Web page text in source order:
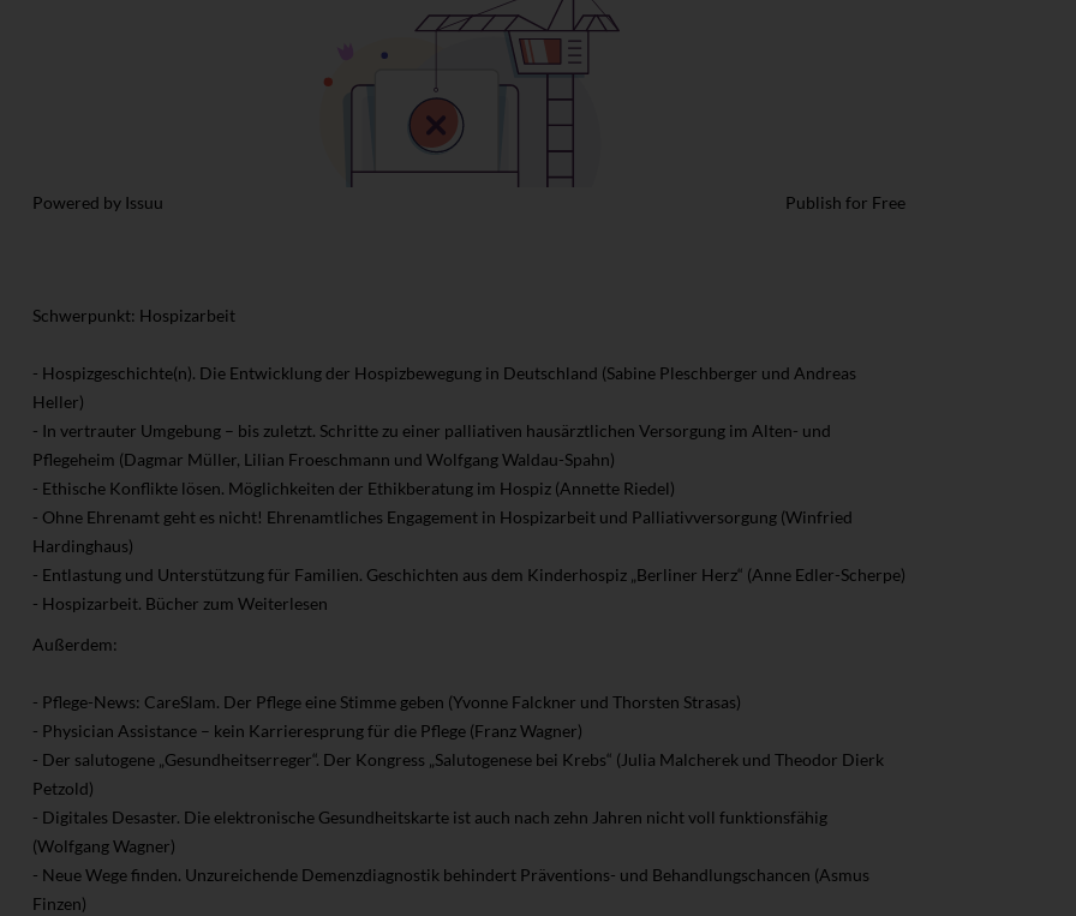
Powered by Issuu Publish for Free
Schwerpunkt: Hospizarbeit
- Hospizgeschichte(n). Die Entwicklung der Hospizbewegung in Deutschland (Sabine Pleschberger und Andreas
Heller)
- In vertrauter Umgebung – bis zuletzt. Schritte zu einer palliativen hausärztlichen Versorgung im Alten- und
Pflegeheim (Dagmar Müller, Lilian Froeschmann und Wolfgang Waldau-Spahn)
- Ethische Konflikte lösen. Möglichkeiten der Ethikberatung im Hospiz (Annette Riedel)
- Ohne Ehrenamt geht es nicht! Ehrenamtliches Engagement in Hospizarbeit und Palliativversorgung (Winfried
Hardinghaus)
- Entlastung und Unterstützung für Familien. Geschichten aus dem Kinderhospiz „Berliner Herz“ (Anne Edler-Scherpe)
- Hospizarbeit. Bücher zum Weiterlesen
Außerdem:
- Pflege-News: CareSlam. Der Pflege eine Stimme geben (Yvonne Falckner und Thorsten Strasas)
- Physician Assistance – kein Karrieresprung für die Pflege (Franz Wagner)
- Der salutogene „Gesundheitserreger“. Der Kongress „Salutogenese bei Krebs“ (Julia Malcherek und Theodor Dierk
Petzold)
- Digitales Desaster. Die elektronische Gesundheitskarte ist auch nach zehn Jahren nicht voll funktionsfähig
(Wolfgang Wagner)
- Neue Wege finden. Unzureichende Demenzdiagnostik behindert Präventions- und Behandlungschancen (Asmus
Finzen)